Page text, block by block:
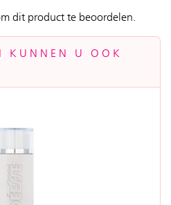
dit product te beoordelen.
KUNNEN U OOK